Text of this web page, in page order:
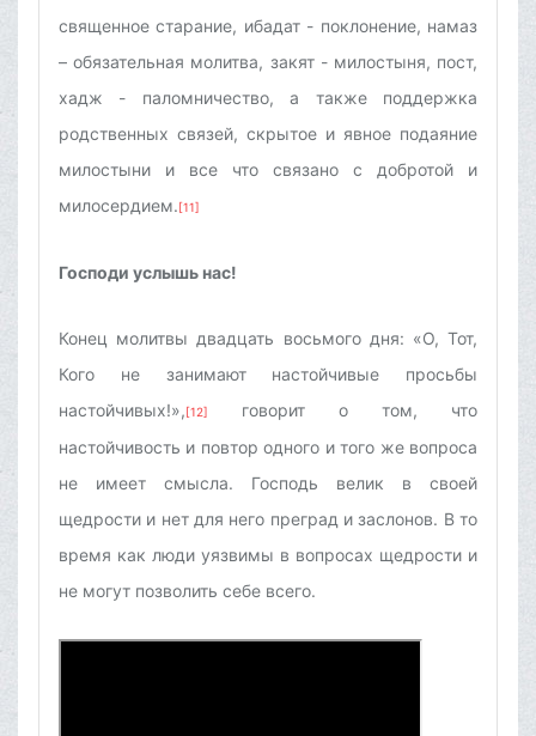
священное старание, ибадат - поклонение, намаз
– обязательная молитва, закят - милостыня, пост,
хадж - паломничество, а также поддержка
родственных связей, скрытое и явное подаяние
милостыни и все что связано с добротой и
милосердием.[11]
Господи услышь нас!
Конец молитвы двадцать восьмого дня: «О, Тот,
Кого не занимают настойчивые просьбы
настойчивых!»,[12]
говорит о том, что
настойчивость и повтор одного и того же вопроса
не имеет смысла. Господь велик в своей
щедрости и нет для него преград и заслонов. В то
время как люди уязвимы в вопросах щедрости и
не могут позволить себе всего.